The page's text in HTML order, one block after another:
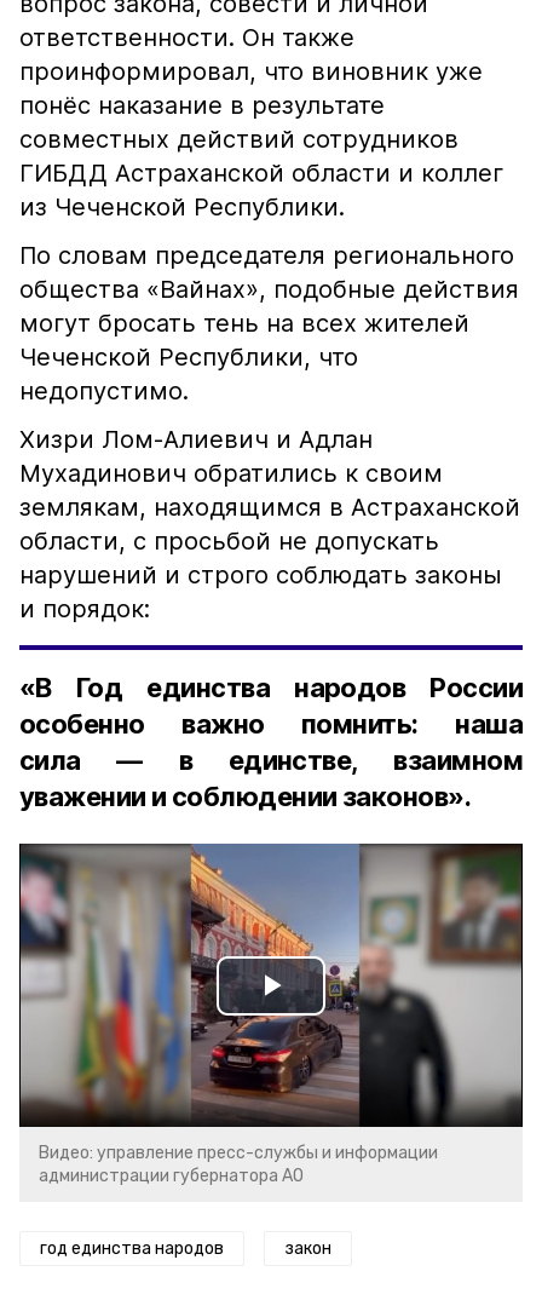
ответственности. Он также
проинформировал, что виновник уже
понёс наказание в результате
совместных действий сотрудников
ГИБДД Астраханской области и коллег
из Чеченской Республики.
По словам председателя регионального
общества «Вайнах», подобные действия
могут бросать тень на всех жителей
Чеченской Республики, что
недопустимо.
Хизри Лом-Алиевич и Адлан
Мухадинович обратились к своим
землякам, находящимся в Астраханской
области, с просьбой не допускать
нарушений и строго соблюдать законы
и порядок:
«В Год единства народов России
особенно важно помнить: наша
сила — в единстве, взаимном
уважении и соблюдении законов».
Play
Video
Видео: управление пресс-службы и информации
администрации губернатора АО
год единства народов закон